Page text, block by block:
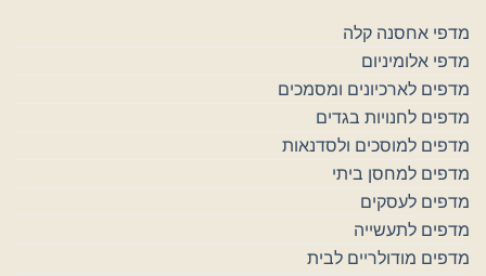
מדפי אחסנה קלה
מדפי אלומיניום
מדפים לארכיונים ומסמכים
מדפים לחנויות בגדים
מדפים למוסכים ולסדנאות
מדפים למחסן ביתי
מדפים לעסקים
מדפים לתעשייה
מדפים מודולריים לבית